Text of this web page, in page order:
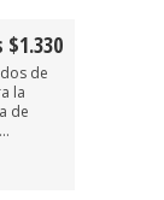
de
la
de